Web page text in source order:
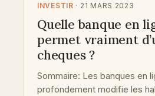
INVESTIR · 21 MARS 2023
Quelle banque en
permet vraiment
cheques ?
Sommaire: Les banques en
profondement modifie les